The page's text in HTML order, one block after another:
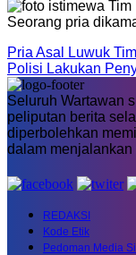
Pria Asal Luwuk
Polisi Lakukan
Seluruh Wartawan
peliputan berita
diperbolehkan
dalam
REDAKSI
Kode Etik
Pedoman Media